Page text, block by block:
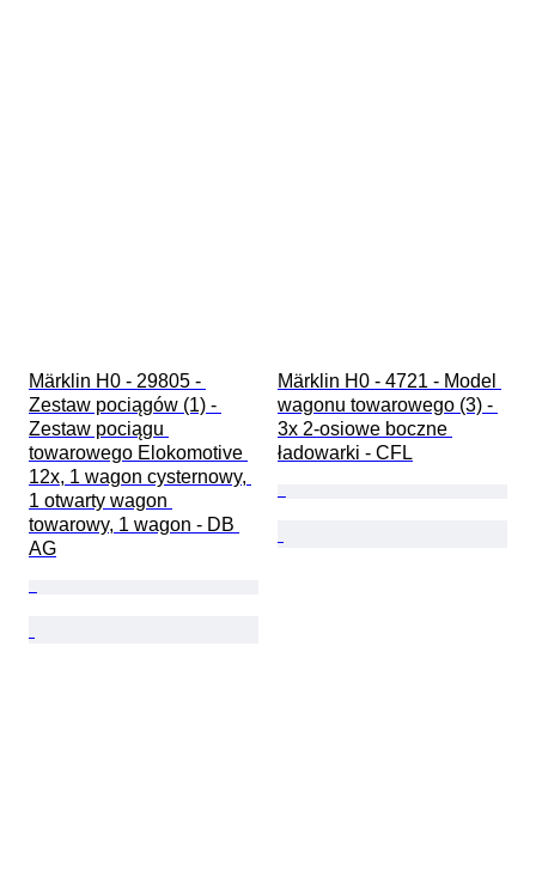
Märklin H0 - 29805 -
Zestaw pociągów (1) -
Zestaw pociągu
towarowego Elokomotive
12x, 1 wagon cysternowy,
1 otwarty wagon
towarowy, 1 wagon - DB
AG
Märklin H0 - 4721 - Model
wagonu towarowego (3) -
3x 2-osiowe boczne
ładowarki - CFL